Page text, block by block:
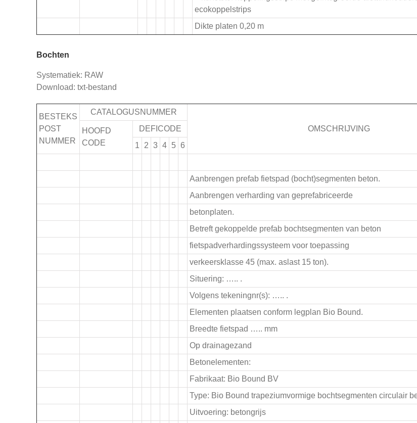
ecokoppelstrips
Dikte platen 0,20 m
Bochten
Systematiek: RAW
Download: txt-bestand
BESTEKS
POST
NUMMER
CATALOGUSNUMMER
OMSCHRIJVING
HOOFD
CODE
DEFICODE
1
2 3 4 5 6
Aanbrengen prefab fietspad (bocht)segmenten beton.
Aanbrengen verharding van geprefabriceerde
betonplaten.
Betreft gekoppelde prefab bochtsegmenten van beton
fietspadverhardingssysteem voor toepassing
verkeersklasse 45 (max. aslast 15 ton).
Situering: ….. .
Volgens tekeningnr(s): ….. .
Elementen plaatsen conform legplan Bio Bound.
Breedte fietspad ….. mm
Op drainagezand
Betonelementen:
Fabrikaat: Bio Bound BV
Type: Bio Bound trapeziumvormige bochtsegmenten circulair
Uitvoering: betongrijs